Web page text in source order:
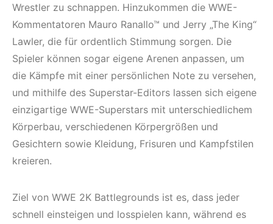
Wrestler zu schnappen. Hinzukommen die WWE-
Kommentatoren Mauro Ranallo™ und Jerry „The King“
Lawler, die für ordentlich Stimmung sorgen. Die
Spieler können sogar eigene Arenen anpassen, um
die Kämpfe mit einer persönlichen Note zu versehen,
und mithilfe des Superstar-Editors lassen sich eigene
einzigartige WWE-Superstars mit unterschiedlichem
Körperbau, verschiedenen Körpergrößen und
Gesichtern sowie Kleidung, Frisuren und Kampfstilen
kreieren.
Ziel von WWE 2K Battlegrounds ist es, dass jeder
schnell einsteigen und losspielen kann, während es